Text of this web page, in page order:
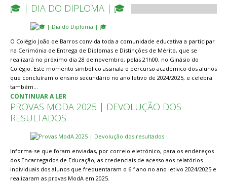
🎓 | DIA DO DIPLOMA | 🎓
O Colégio João de Barros convida toda a comunidade educativa a participar
na Cerimónia de Entrega de Diplomas e Distinções de Mérito, que se
realizará no próximo dia 28 de novembro, pelas 21h00, no Ginásio do
Colégio. Este momento simbólico assinala o percurso académico dos alunos
que concluíram o ensino secundário no ano letivo de 2024/2025, e celebra
também…
CONTINUAR A LER
PROVAS MODA 2025 | DEVOLUÇÃO DOS
RESULTADOS
Informa-se que foram enviadas, por correio eletrónico, para os endereços
dos Encarregados de Educação, as credenciais de acesso aos relatórios
individuais dos alunos que frequentaram o 6.º ano no ano letivo 2024/2025 e
realizaram as provas ModA em 2025.